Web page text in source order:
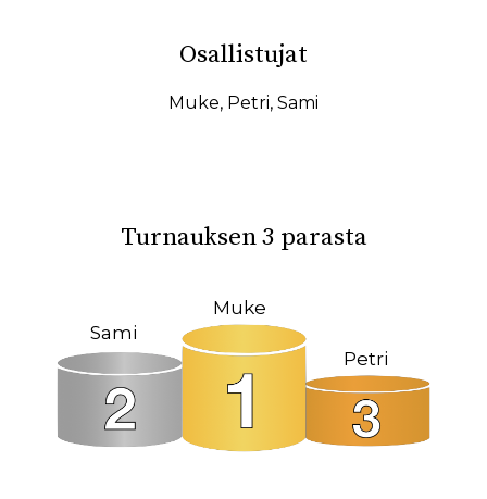
31.01.2026
27.01.2026
19.01.2026
17.01.2026
27.09.2025
22.09.2025
19.09.2025
11.09.2025
09.09.2025
31.08.2025
Osallistujat
Muke, Petri, Sami
Turnauksen 3 parasta
Muke
Sami
Petri